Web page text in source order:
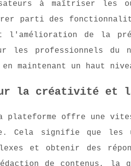
à maîtriser les
parti des
l'amélioration de la
les professionnels du
maintenant un haut
sur la créativité et
plateforme offre une
Cela signifie que les
et obtenir des
de contenus, la